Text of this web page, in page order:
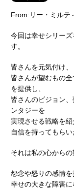
From:リー・ミルテ
今回は幸せシリーズ
す。
皆さんを元気付け、
皆さんが望むもの
を提供し、
皆さんのビジョン
ンタジーを
実現させる戦略を紹
自信を持ってもらい
それは私の心からの
怨念や怒りの感情を
幸せの大きな障害に